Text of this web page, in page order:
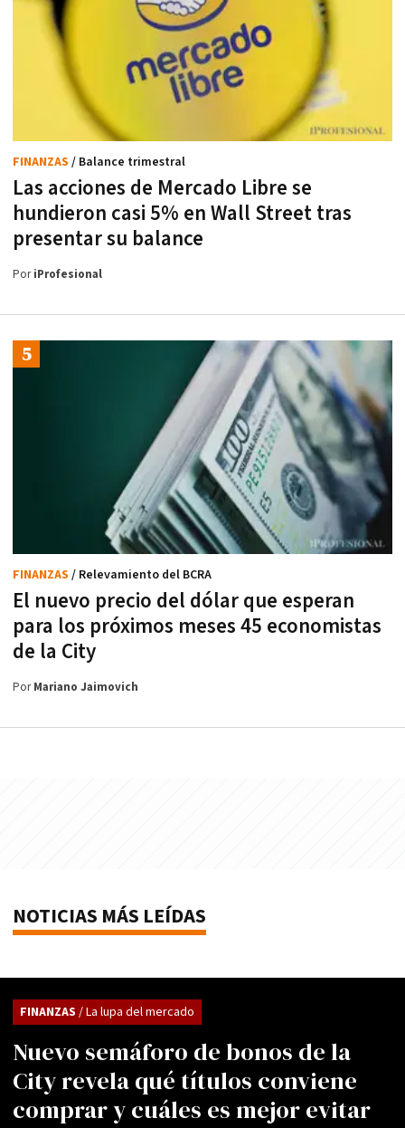
Las acciones de Mercado Libre se
hundieron casi 5% en Wall Street tras
presentar su balance
FINANZAS / Balance trimestral
PoriProfesional
El nuevo precio del dólar que esperan
para los próximos meses 45 economistas
de la City
FINANZAS / Relevamiento del BCRA
PorMariano Jaimovich
NOTICIAS MÁS LEÍDAS
Nuevo semáforo de bonos de la
City revela qué títulos conviene
comprar y cuáles es mejor evitar
FINANZAS / La lupa del mercado